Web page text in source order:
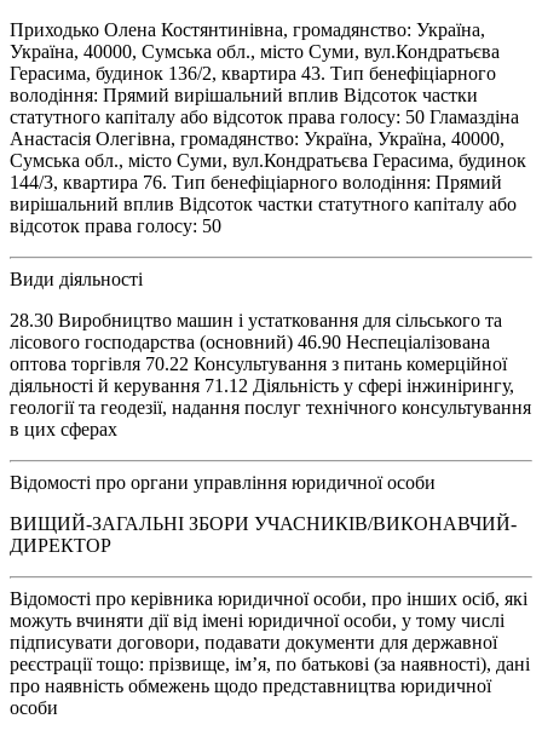
Приходько Олена Костянтинівна, громадянство: Україна,
Україна, 40000, Сумська обл., місто Суми, вул.Кондратьєва
Герасима, будинок 136/2, квартира 43. Тип бенефіціарного
володіння: Прямий вирішальний вплив Відсоток частки
статутного капіталу або відсоток права голосу: 50 Гламаздіна
Анастасія Олегівна, громадянство: Україна, Україна, 40000,
Сумська обл., місто Суми, вул.Кондратьєва Герасима, будинок
144/3, квартира 76. Тип бенефіціарного володіння: Прямий
вирішальний вплив Відсоток частки статутного капіталу або
відсоток права голосу: 50
Види діяльності
28.30 Виробництво машин і устатковання для сільського та
лісового господарства (основний) 46.90 Неспеціалізована
оптова торгівля 70.22 Консультування з питань комерційної
діяльності й керування 71.12 Діяльність у сфері інжинірингу,
геології та геодезії, надання послуг технічного консультування
в цих сферах
Відомості про органи управління юридичної особи
ВИЩИЙ-ЗАГАЛЬНІ ЗБОРИ УЧАСНИКІВ/ВИКОНАВЧИЙ-
ДИРЕКТОР
Відомості про керівника юридичної особи, про інших осіб, які
можуть вчиняти дії від імені юридичної особи, у тому числі
підписувати договори, подавати документи для державної
реєстрації тощо: прізвище, ім’я, по батькові (за наявності), дані
про наявність обмежень щодо представництва юридичної
особи